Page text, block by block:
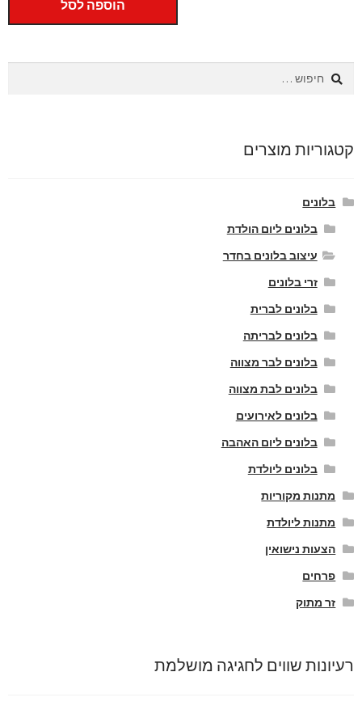
הוספה לסל
חיפוש:
קטגוריות מוצרים
בלונים
בלונים ליום הולדת
עיצוב בלונים בחדר
זרי בלונים
בלונים לברית
בלונים לבריתה
בלונים לבר מצווה
בלונים לבת מצווה
בלונים לאירועים
בלונים ליום האהבה
בלונים ליולדת
מתנות מקוריות
מתנות ליולדת
הצעות נישואין
פרחים
זר מתוק
רעיונות שווים לחגיגה מושלמת